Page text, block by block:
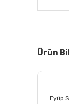
Ürün
Eyüp